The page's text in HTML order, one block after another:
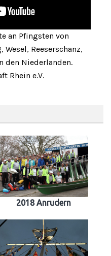
an Pfingsten von
Reeserschanz,
den Niederlanden.
Rhein e.V.
2018 Anrudern